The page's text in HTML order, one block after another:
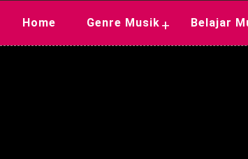
Home Genre Musik + Belajar